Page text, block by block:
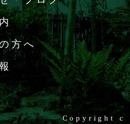
方へ
Copyright c